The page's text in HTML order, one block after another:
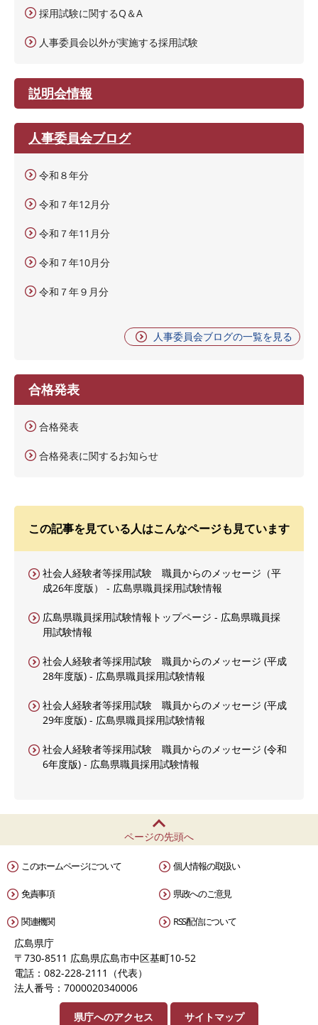
採用試験に関するQ＆A
人事委員会以外が実施する採用試験
説明会情報
人事委員会ブログ
令和８年分
令和７年12月分
令和７年11月分
令和７年10月分
令和７年９月分
人事委員会ブログの一覧を見る
合格発表
合格発表
合格発表に関するお知らせ
この記事を見ている人はこんなページも見ています
社会人経験者等採用試験 職員からのメッセージ（平
成26年度版） - 広島県職員採用試験情報
広島県職員採用試験情報トップページ - 広島県職員採
用試験情報
社会人経験者等採用試験 職員からのメッセージ (平成
28年度版) - 広島県職員採用試験情報
社会人経験者等採用試験 職員からのメッセージ (平成
29年度版) - 広島県職員採用試験情報
社会人経験者等採用試験 職員からのメッセージ (令和
6年度版) - 広島県職員採用試験情報
ページの先頭へ
このホームページについて 個人情報の取扱い
免責事項 県政へのご意見
関連機関 RSS配信について
広島県庁
〒730-8511 広島県広島市中区基町10-52
電話：082-228-2111（代表）
法人番号：7000020340006
県庁へのアクセス サイトマップ